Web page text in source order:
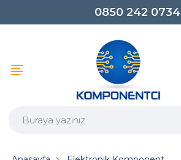
0850 242 0734